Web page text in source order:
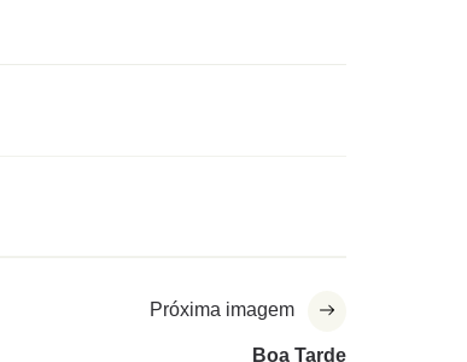
Próxima imagem
Boa Tarde